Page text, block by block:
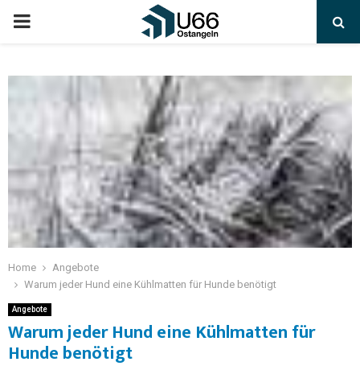
Home
Angebote
Warum jeder Hund eine Kühlmatten für Hunde benötigt
Angebote
Warum jeder Hund eine Kühlmatten für
Hunde benötigt